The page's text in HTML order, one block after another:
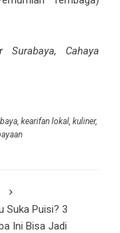
Surabaya, Cahaya
kearifan lokal kuliner,
Suka Puisi? 3
Ini Bisa Jadi